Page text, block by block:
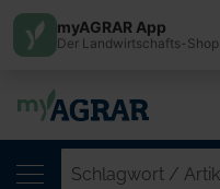
myAGRAR App
Der Landwirtschafts-Shop